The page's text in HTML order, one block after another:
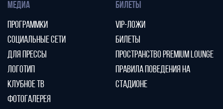
МЕДИА
ПРОГРАММКИ
СОЦИАЛЬНЫЕ СЕТИ
ДЛЯ ПРЕССЫ
ЛОГОТИП
КЛУБНОЕ ТВ
ФОТОГАЛЕРЕЯ
БИЛЕТЫ
VIP-ЛОЖИ
БИЛЕТЫ
ПРОСТРАНСТВО PREMIUM LOUNGE
ПРАВИЛА ПОВЕДЕНИЯ НА
СТАДИОНЕ